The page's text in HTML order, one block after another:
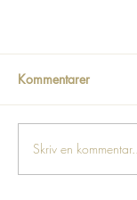
Kommentarer
Skriv en